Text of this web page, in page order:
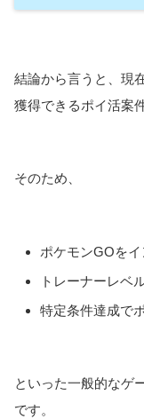
結論から言うと、現
獲得できるポイ活案
そのため、
ポケモンGOを
トレーナーレベ
特定条件達成で
といった一般的なゲ
です。